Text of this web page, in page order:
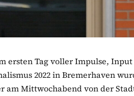
ersten Tag voller Impulse,
2022 in Bremerhaven
am Mittwochabend von der